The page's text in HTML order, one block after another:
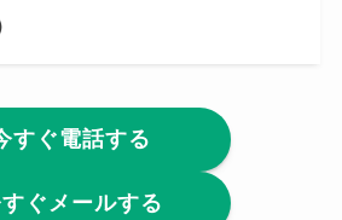
すぐ電話する
ぐメールする